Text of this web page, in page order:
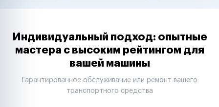
Таксопарки
Автодилеры
Строительные компании
Аренда спецтехники
Индивидуальный подход: опытные
мастера с высоким рейтингом для
вашей машины
Гарантированное обслуживание или ремонт вашего
транспортного средства